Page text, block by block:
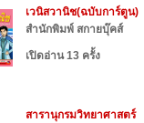
เวนิสวานิช(ฉบับการ์ตูน)
สำนักพิมพ์ สกายบุ๊คส์
เปิดอ่าน 13 ครั้ง
สารานุกรมวิทยาศาสตร์